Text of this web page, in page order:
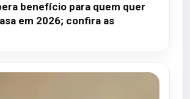
benefício para quem quer
em 2026; confira as